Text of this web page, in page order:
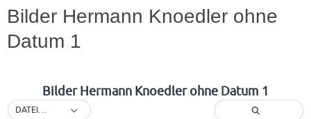
Bilder Hermann Knoedler ohne
Datum 1
Bilder Hermann Knoedler ohne Datum 1
DATEINAME